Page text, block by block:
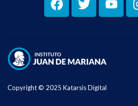
Copyright © 2025 Katarsis Digital